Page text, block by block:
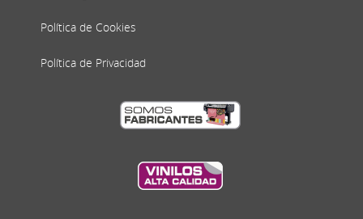
Política de Cookies
Política de Privacidad